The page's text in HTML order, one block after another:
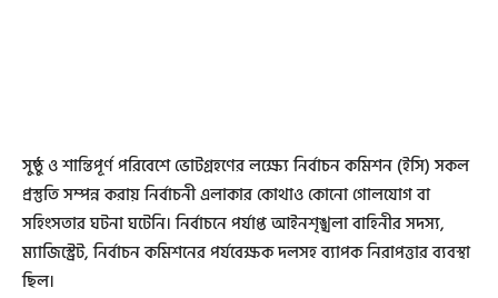
সুষ্ঠু ও শান্তিপূর্ণ পরিবেশে ভোটগ্রহণের লক্ষ্যে নির্বাচন কমিশন (ইসি) সকল
প্রস্তুতি সম্পন্ন করায় নির্বাচনী এলাকার কোথাও কোনো গোলযোগ বা
সহিংসতার ঘটনা ঘটেনি। নির্বাচনে পর্যাপ্ত আইনশৃঙ্খলা বাহিনীর সদস্য,
ম্যাজিস্ট্রেট, নির্বাচন কমিশনের পর্যবেক্ষক দলসহ ব্যাপক নিরাপত্তার ব্যবস্থা
ছিল।